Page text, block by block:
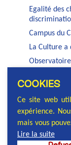
Egalité des
Campus du
La Culture a
Service PSE
COOKIES
Ce site web
expérience.
mais vous
Lire la suite